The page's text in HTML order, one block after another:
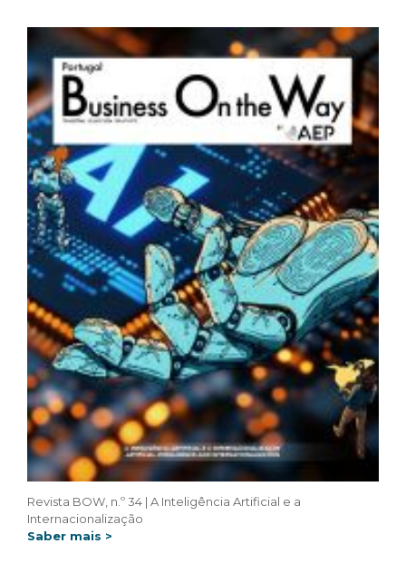
Revista BOW, n.º 34 | A Inteligência Artificial e a
Internacionalização
Saber mais >